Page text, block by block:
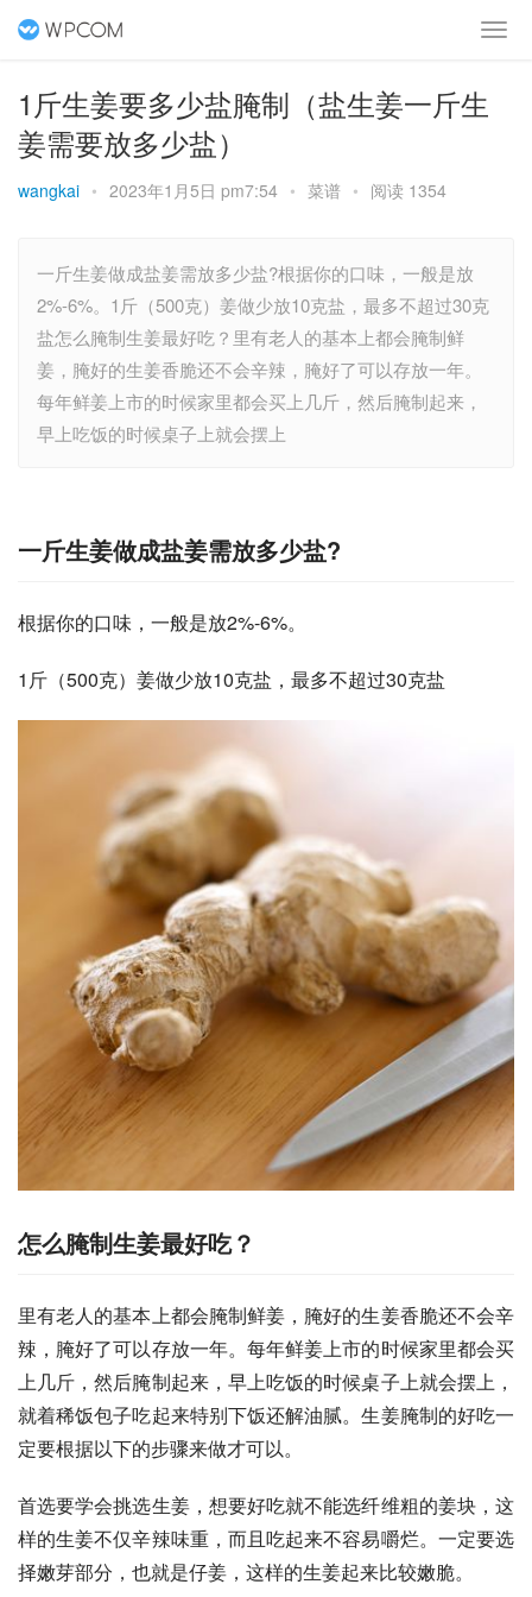
1斤生姜要多少盐腌制（盐生姜一斤生
姜需要放多少盐）
wangkai • 2023年1月5日 pm7:54 • 菜谱 • 阅读 1354
一斤生姜做成盐姜需放多少盐?根据你的口味，一般是放
2%-6%。1斤（500克）姜做少放10克盐，最多不超过30克
盐怎么腌制生姜最好吃？里有老人的基本上都会腌制鲜
姜，腌好的生姜香脆还不会辛辣，腌好了可以存放一年。
每年鲜姜上市的时候家里都会买上几斤，然后腌制起来，
早上吃饭的时候桌子上就会摆上
一斤生姜做成盐姜需放多少盐?
根据你的口味，一般是放2%-6%。
1斤（500克）姜做少放10克盐，最多不超过30克盐
怎么腌制生姜最好吃？
里有老人的基本上都会腌制鲜姜，腌好的生姜香脆还不会辛
辣，腌好了可以存放一年。每年鲜姜上市的时候家里都会买
上几斤，然后腌制起来，早上吃饭的时候桌子上就会摆上，
就着稀饭包子吃起来特别下饭还解油腻。生姜腌制的好吃一
定要根据以下的步骤来做才可以。
首选要学会挑选生姜，想要好吃就不能选纤维粗的姜块，这
样的生姜不仅辛辣味重，而且吃起来不容易嚼烂。一定要选
择嫩芽部分，也就是仔姜，这样的生姜起来比较嫩脆。